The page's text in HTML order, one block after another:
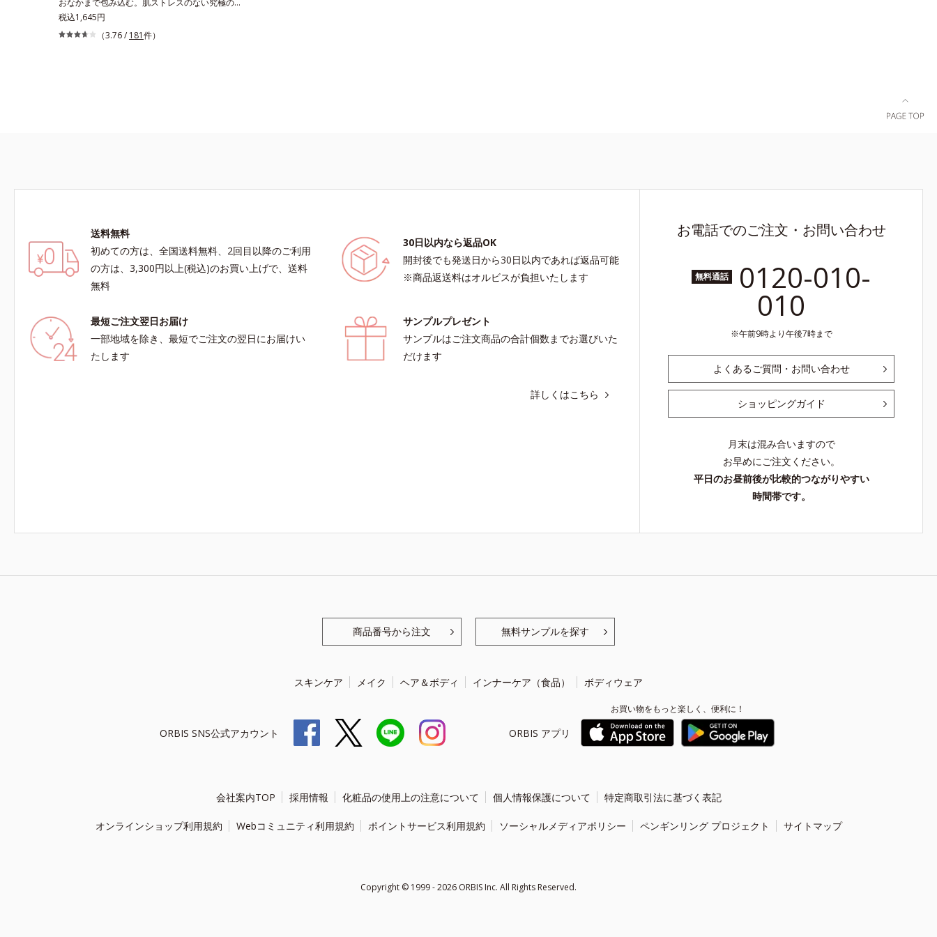
おなかまで包み込む。肌ストレスのない究極のリ
ラックス感たっぷりの布分量を使った立体設計で
ヒップをすっぽり包み込み、ズレやくいこみな
税込1,645円
（3.76 / 181件）
送料無料
初めての方は、全国送料無料、2回目以降のご利用
の方は、3,300円以上(税込)のお買い上げで、送料
無料
30日以内なら返品OK
開封後でも発送日から30日以内であれば返品可能
※商品返送料はオルビスが負担いたします
最短ご注文翌日お届け
一部地域を除き、最短でご注文の翌日にお届けい
たします
サンプルプレゼント
サンプルはご注文商品の合計個数までお選びいた
だけます
詳しくはこちら
お電話でのご注文・お問い合わせ
無料通話 0120-010-
010
午前9時より午後7時まで
よくあるご質問・お問い合わせ
ショッピングガイド
月末は混み合いますので
お早めにご注文ください。
平日のお昼前後が比較的つながりやすい
時間帯です。
商品番号から注文 無料サンプルを探す
スキンケア メイク ヘア＆ボディ インナーケア（食品） ボディウェア
ORBIS SNS公式アカウント ORBIS アプリ
お買い物をもっと楽しく、便利に！
会社案内TOP 採用情報 化粧品の使用上の注意について 個人情報保護について 特定商取引法に基づく表記
オンラインショップ利用規約 Webコミュニティ利用規約 ポイントサービス利用規約 ソーシャルメディアポリシー ペンギンリング プロジェクト サイトマップ
Copyright © 1999 - 2026 ORBIS Inc. All Rights Reserved.